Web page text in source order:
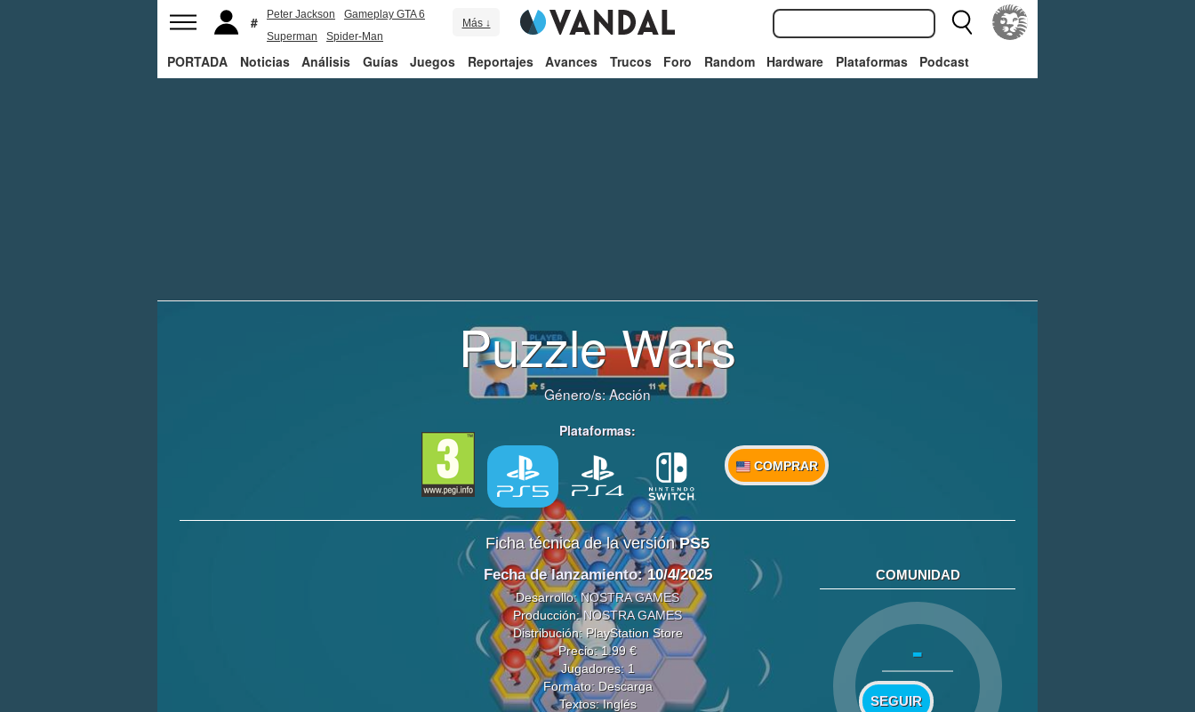
Peter Jackson
Gameplay GTA 6
Superman
Spider-Man
Más ↓
PORTADA Noticias Análisis Guías Juegos Reportajes Avances Trucos Foro Random Hardware Plataformas Podcast
Puzzle Wars
Género/s:Acción
Plataformas:
COMPRAR
Ficha técnica de la versiónPS5
Fecha de lanzamiento: 10/4/2025
Desarrollo:NOSTRA GAMES
Producción:NOSTRA GAMES
Distribución: PlayStation Store
Precio: 1.99 €
Jugadores: 1
Formato: Descarga
Textos: Inglés
COMUNIDAD
-
SEGUIR